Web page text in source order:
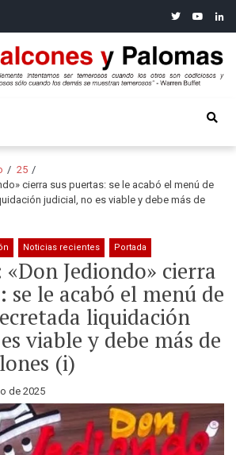
twitteryoutube
y Palomas
25
cierra sus puertas: se le acabó el menú de
judicial, no es viable y debe más de
Noticias recientes Portada
«Don Jediondo» cierra
se le acabó el menú de
liquidación
viable y debe más de
(i)
de 2025